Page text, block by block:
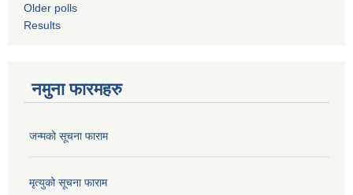
Older polls
Results
नमुना फारमहरु
जन्मको सूचना फाराम
मृत्युको सूचना फाराम